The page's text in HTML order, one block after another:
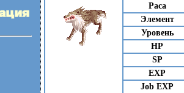
Раса
Элемент
Уровень
HP
SP
EXP
Job EXP